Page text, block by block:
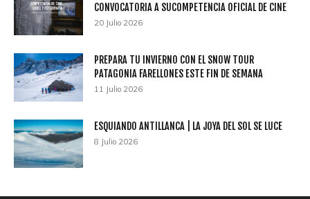
CONVOCATORIA A SUCOMPETENCIA OFICIAL DE CINE
20 Julio 2026
PREPARA TU INVIERNO CON EL SNOW TOUR
PATAGONIA FARELLONES ESTE FIN DE SEMANA
11 Julio 2026
ESQUIANDO ANTILLANCA | LA JOYA DEL SOL SE LUCE
8 Julio 2026